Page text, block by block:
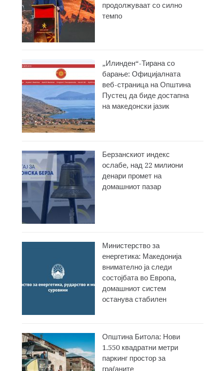
продолжуваат со силно
темпо
„Илинден“-Тирана со
барање: Официјалната
веб-страница на Општина
Пустец да биде достапна
на македонски јазик
Берзанскиот индекс
ослабе, над 22 милиони
денари промет на
домашниот пазар
Министерство за
енергетика: Македонија
внимателно ја следи
состојбата во Европа,
домашниот систем
останува стабилен
Општина Битола: Нови
1.550 квадратни метри
паркинг простор за
граѓаните